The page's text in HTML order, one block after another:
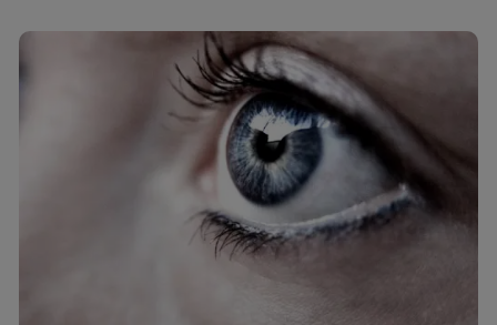
“Administrar Utiq” en la parte inferior de esta página web o
portal de privacidad de Utiq
. Para más información, consulta
política de privacidad de Utiq